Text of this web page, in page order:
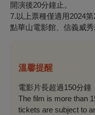
開演後20分鐘止。
7.以上票種僅適用2024
點華山電影館、信義威秀
溫馨提醒
電影片長超過150分鐘
The film is more than
tickets are subject to